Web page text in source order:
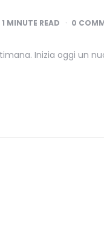
1 MINUTE READ 0
Inizia oggi un